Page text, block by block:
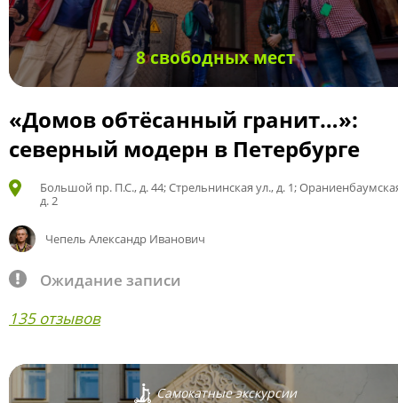
8 свободных мест
«Домов обтёсанный гранит…»:
северный модерн в Петербурге
Большой пр. П.С., д. 44; Стрельнинская ул., д. 1;
д. 2
Чепель Александр Иванович
Ожидание записи
135 отзывов
Самокатные экскурсии